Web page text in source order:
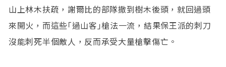
山上林木扶疏，謝爾比的部隊撤到樹木後頭，就回過頭
來開火，而這些｢過山客｣槍法一流，結果保王派的刺刀
沒能刺死半個敵人，反而承受大量槍擊傷亡。